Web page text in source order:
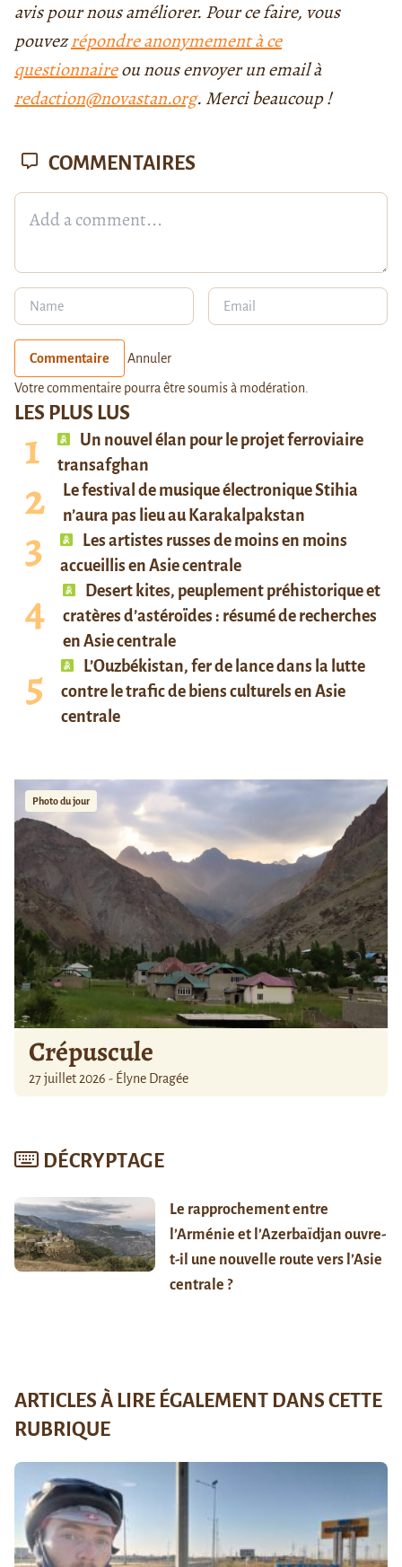
avis pour nous améliorer. Pour ce faire, vous
pouvezrépondre anonymement à ce
questionnaireou nous envoyer un email à
redaction@novastan.org. Merci beaucoup !
LES PLUS LUS
Un nouvel élan pour le projet ferroviaire
transafghan
Le festival de musique électronique Stihia
n’aura pas lieu au Karakalpakstan
Les artistes russes de moins en moins
accueillis en Asie centrale
Desert kites, peuplement préhistorique et
cratères d’astéroïdes : résumé de recherches
en Asie centrale
L’Ouzbékistan, fer de lance dans la lutte
contre le trafic de biens culturels en Asie
centrale
Photo du jour
Crépuscule
27 juillet 2026 - Élyne Dragée
DÉCRYPTAGE
Le rapprochement entre
l’Arménie et l’Azerbaïdjan ouvre-
t-il une nouvelle route vers l’Asie
centrale ?
COMMENTAIRES
Commentaire Annuler
Votre commentaire pourra être soumis à modération.
ARTICLES À LIRE ÉGALEMENT DANS CETTE
RUBRIQUE